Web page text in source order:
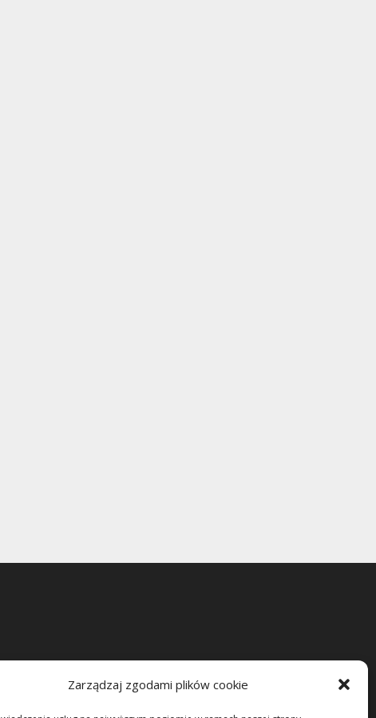
Zarządzaj zgodami plików cookie